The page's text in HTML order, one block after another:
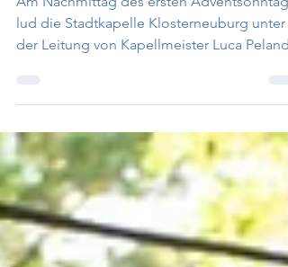
Am Nachmittag des ersten Adventsonntags
lud die Stadtkapelle Klosterneuburg unter
zu einem...